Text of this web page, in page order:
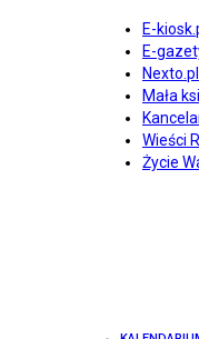
E-
E-
Nexto.pl
Mała
Wieści
Życie